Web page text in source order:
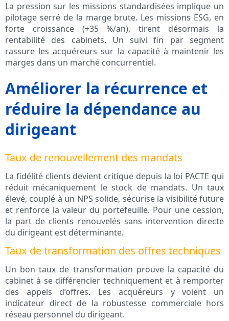
La pression sur les missions standardisées implique un
pilotage serré de la marge brute. Les missions ESG, en
forte croissance (+35 %/an), tirent désormais la
rentabilité des cabinets. Un suivi fin par segment
rassure les acquéreurs sur la capacité à maintenir les
marges dans un marché concurrentiel.
Améliorer la récurrence et
réduire la dépendance au
dirigeant
Taux de renouvellement des mandats
La fidélité clients devient critique depuis la loi PACTE qui
réduit mécaniquement le stock de mandats. Un taux
élevé, couplé à un NPS solide, sécurise la visibilité future
et renforce la valeur du portefeuille. Pour une cession,
la part de clients renouvelés sans intervention directe
du dirigeant est déterminante.
Taux de transformation des offres techniques
Un bon taux de transformation prouve la capacité du
cabinet à se différencier techniquement et à remporter
des appels d’offres. Les acquéreurs y voient un
indicateur direct de la robustesse commerciale hors
réseau personnel du dirigeant.